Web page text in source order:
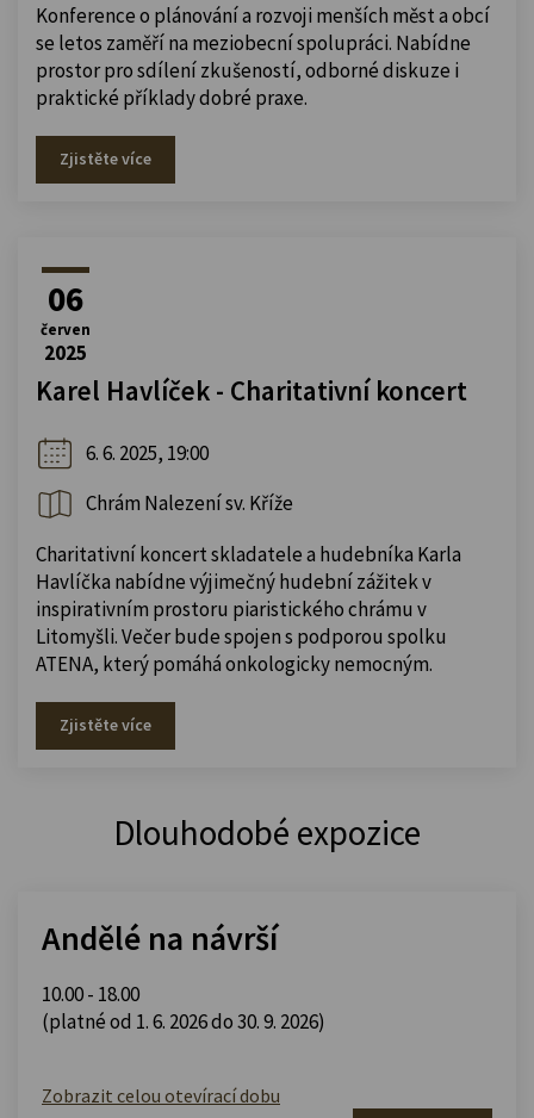
Konference o plánování a rozvoji menších měst a obcí
se letos zaměří na meziobecní spolupráci. Nabídne
prostor pro sdílení zkušeností, odborné diskuze i
praktické příklady dobré praxe.
Zjistěte více
06
červen
2025
Karel Havlíček - Charitativní koncert
6. 6. 2025, 19:00
Chrám Nalezení sv. Kříže
Charitativní koncert skladatele a hudebníka Karla
Havlíčka nabídne výjimečný hudební zážitek v
inspirativním prostoru piaristického chrámu v
Litomyšli. Večer bude spojen s podporou spolku
ATENA, který pomáhá onkologicky nemocným.
Zjistěte více
Dlouhodobé expozice
Andělé na návrší
10.00 - 18.00
(platné od 1. 6. 2026 do 30. 9. 2026)
Zobrazit celou otevírací dobu